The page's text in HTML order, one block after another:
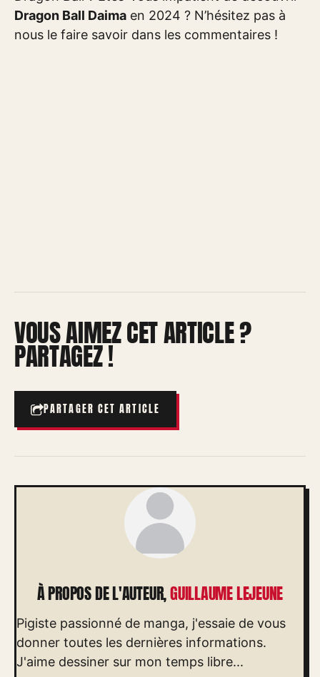
Dragon Ball Daima en 2024 ? N’hésitez pas à
nous le faire savoir dans les commentaires !
VOUS AIMEZ CET ARTICLE ?
PARTAGEZ !
PARTAGER CET ARTICLE
À PROPOS DE L'AUTEUR,GUILLAUME LEJEUNE
Pigiste passionné de manga, j'essaie de vous
donner toutes les dernières informations.
J'aime dessiner sur mon temps libre...